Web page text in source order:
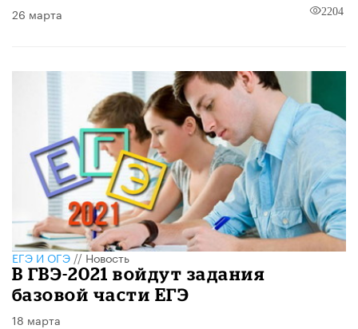
26 марта 2204
ЕГЭ И ОГЭ//Новость
В ГВЭ-2021 войдут задания
базовой части ЕГЭ
18 марта